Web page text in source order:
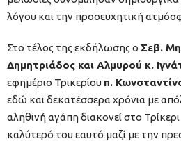
λόγου και την προσευχητική
Στο τέλος της εκδήλωσης ο Σεβ.
Δημητριάδος και Αλμυρού κ.
εφημέριο Τρικερίου π.
εδώ και δεκατέσσερα χρόνια με
αληθινή αγάπη διακονεί στο
καλύτερό του εαυτό μαζί με την